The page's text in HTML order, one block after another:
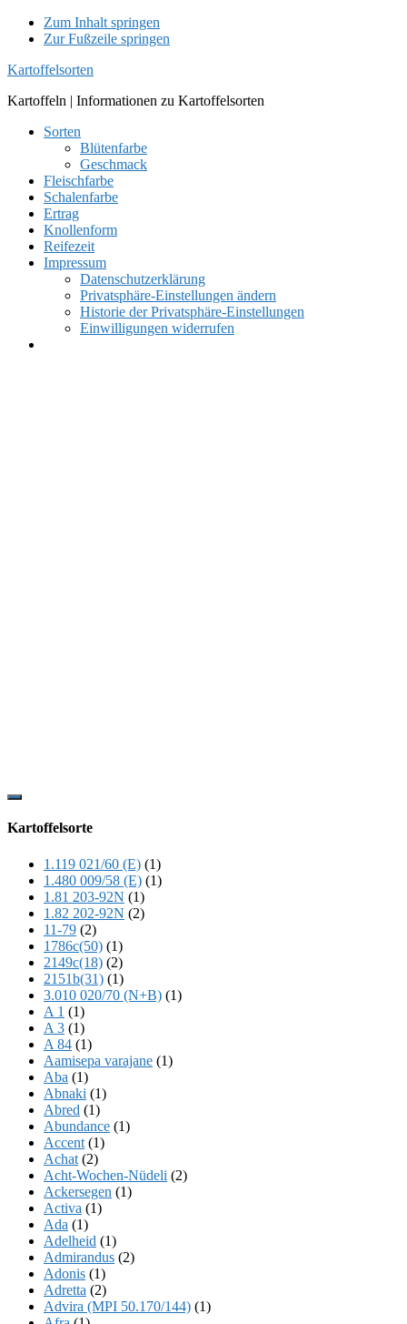
Zum Inhalt springen
Zur Fußzeile springen
Kartoffelsorten
Kartoffeln | Informationen zu Kartoffelsorten
Sorten
Blütenfarbe
Geschmack
Fleischfarbe
Schalenfarbe
Ertrag
Knollenform
Reifezeit
Impressum
Datenschutzerklärung
Privatsphäre-Einstellungen ändern
Historie der Privatsphäre-Einstellungen
Einwilligungen widerrufen
Show
Content
Kartoffelsorte
1.119 021/60 (E) (1)
1.480 009/58 (E) (1)
1.81 203-92N (1)
1.82 202-92N (2)
11-79 (2)
1786c(50) (1)
2149c(18) (2)
2151b(31) (1)
3.010 020/70 (N+B) (1)
A 1 (1)
A 3 (1)
A 84 (1)
Aamisepa varajane (1)
Aba (1)
Abnaki (1)
Abred (1)
Abundance (1)
Accent (1)
Achat (2)
Acht-Wochen-Nüdeli (2)
Ackersegen (1)
Activa (1)
Ada (1)
Adelheid (1)
Admirandus (2)
Adonis (1)
Adretta (2)
Advira (MPI 50.170/144) (1)